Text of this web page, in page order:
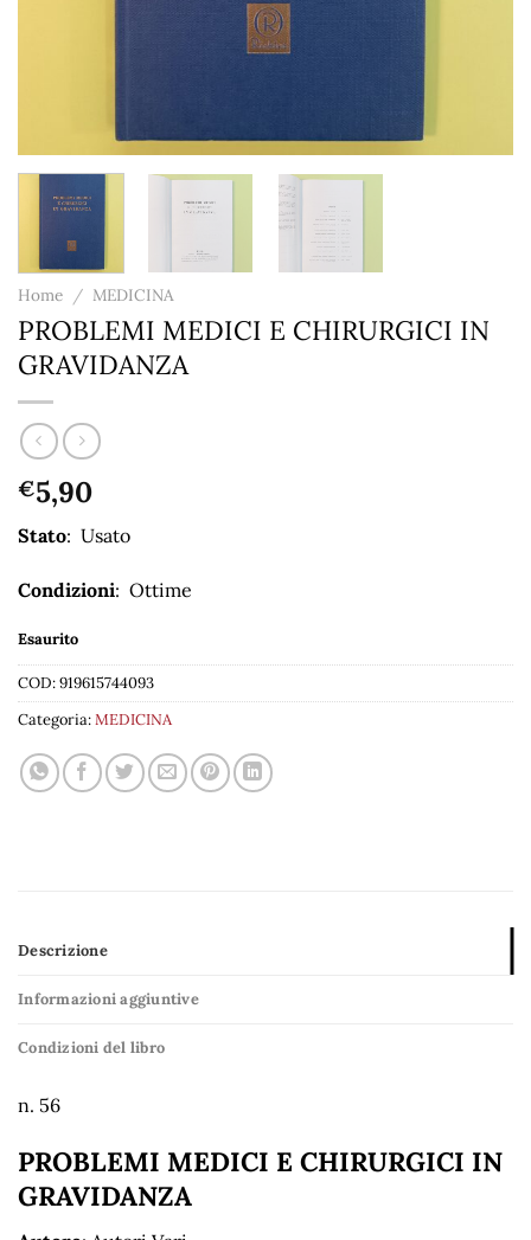
Home / MEDICINA
PROBLEMI MEDICI E CHIRURGICI IN
GRAVIDANZA
€5,90
Stato: Usato
Condizioni: Ottime
Esaurito
COD:919615744093
Categoria:MEDICINA
Descrizione
Informazioni aggiuntive
Condizioni del libro
n. 56
PROBLEMI MEDICI E CHIRURGICI IN
GRAVIDANZA